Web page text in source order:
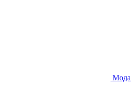
Мода